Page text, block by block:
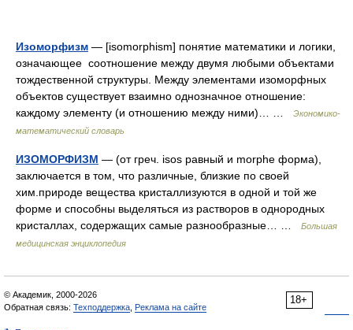
Изоморфизм — [isomorphism] понятие математики и логики,
означающее соотношение между двумя любыми объектами
тождественной структуры. Между элементами изоморфных
объектов существует взаимно однозначное отношение:
каждому элементу (и отношению между ними)… …
Экономико-
математический словарь
ИЗОМОРФИЗМ — (от греч. isos равный и morphe форма),
заключается в том, что различные, близкие по своей
хим.природе вещества кристаллизуются в одной и той же
форме и способны выделяться из растворов в однородных
кристаллах, содержащих самые разнообразные… …
Большая
медицинская энциклопедия
18+
© Академик, 2000-2026
Обратная связь: Техподдержка Реклама на сайте